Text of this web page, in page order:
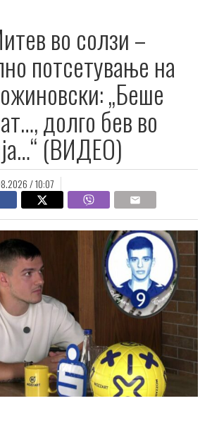
во солзи –
потсетување на
„Беше
долго бев во
(ВИДЕО)
/ 10:07